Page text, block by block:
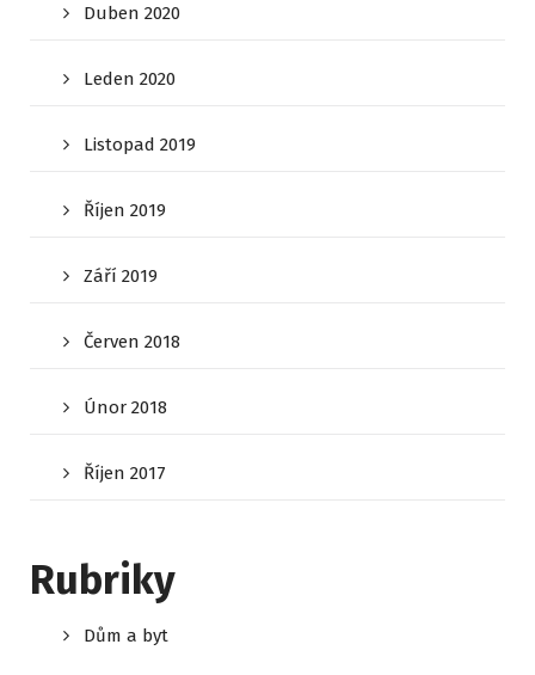
Duben 2020
Leden 2020
Listopad 2019
Říjen 2019
Září 2019
Červen 2018
Únor 2018
Říjen 2017
Rubriky
Dům a byt